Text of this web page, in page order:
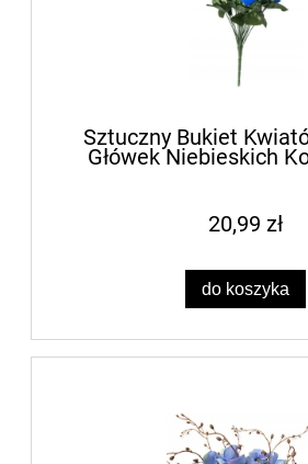
Sztuczny Bukiet
Główek Niebieskich
20,99 zł
do koszyka